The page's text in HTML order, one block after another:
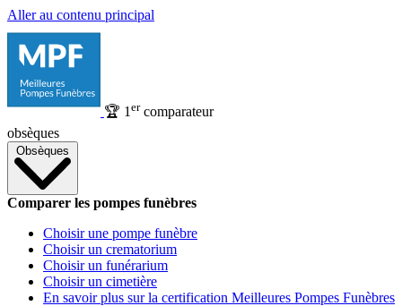
Aller au contenu principal
🏆 1 ercomparateur
obsèques
Obsèques
Comparer les pompes funèbres
Choisir une pompe funèbre
Choisir un crematorium
Choisir un funérarium
Choisir un cimetière
En savoir plus sur la certification Meilleures Pompes Funèbres